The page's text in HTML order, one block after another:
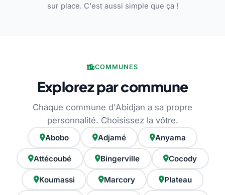
sur place. C'est aussi simple que ça !
COMMUNES
Explorez par commune
Chaque commune d'Abidjan a sa propre
personnalité. Choisissez la vôtre.
Abobo Adjamé Anyama
Attécoubé Bingerville Cocody
Koumassi Marcory Plateau